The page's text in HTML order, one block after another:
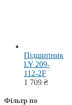
Підшипник
LY 209-
112-2F
1 709 ₴
Фільтр по